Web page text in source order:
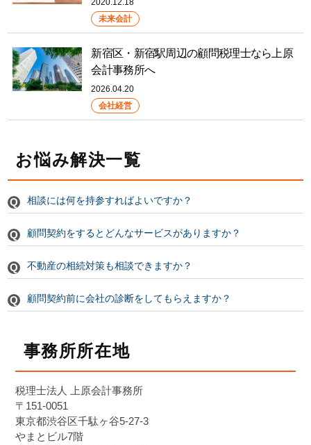
2020.12.18
未来会計
新宿区・新宿駅周辺の顧問税理士なら上原
会計事務所へ
2026.04.20
会社経営
お悩み解決一覧
相談には何を持参すればよいですか？
顧問契約をするとどんなサービスがありますか？
不動産の相続対策も相談できますか？
顧問契約前に会社の診断をしてもらえますか？
事務所所在地
税理士法人 上原会計事務所
〒151-0051
東京都渋谷区千駄ヶ谷5-27-3
やまとビル7階